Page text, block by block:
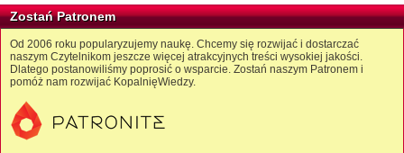
Zostań Patronem
Od 2006 roku popularyzujemy naukę. Chcemy się rozwijać i dostarczać
naszym Czytelnikom jeszcze więcej atrakcyjnych treści wysokiej jakości.
Dlatego postanowiliśmy poprosić o wsparcie. Zostań naszym Patronem i
pomóż nam rozwijać KopalnięWiedzy.